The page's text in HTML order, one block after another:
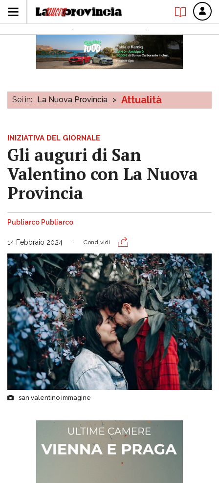
Sei in: La Nuova Provincia > Attualità
INIZIATIVA DEL GIORNALE
Gli auguri di San
Valentino con La Nuova
Provincia
Publiarco Publiarco
14 Febbraio 2024 Condividi
san valentino immagine